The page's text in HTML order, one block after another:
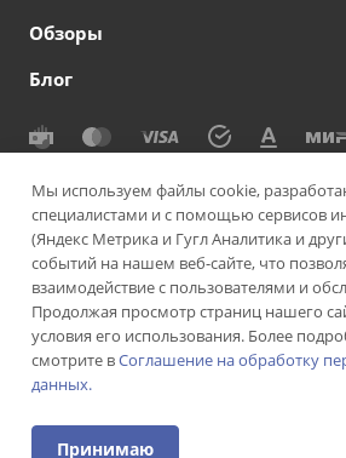
Обзоры
Блог
© 2026 Сеть офтальмологических
Политика конфиденциальности
|
персональных данных
Политика
Пользовательское соглашение
Версия для слабовидящих
ИМЕЮТСЯ
Мы используем файлы cookie,
специалистами и с помощью сервисов
(Яндекс Метрика и Гугл Аналитика и
событий на нашем веб-сайте, что
взаимодействие с пользователями и
Продолжая просмотр страниц нашего
условия его использования. Более
смотрите вСоглашение на обработку
данных.
Принимаю